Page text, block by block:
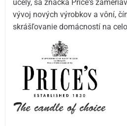
účely, sa značka Price's
vývoj nových výrobkov a vôní,
skrášľovanie domácností na